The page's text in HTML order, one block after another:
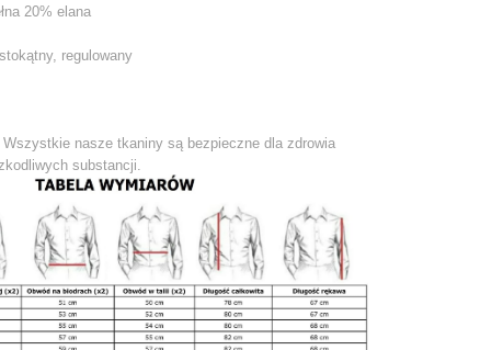
20% elana
regulowany
nasze tkaniny są bezpieczne dla zdrowia
substancji.